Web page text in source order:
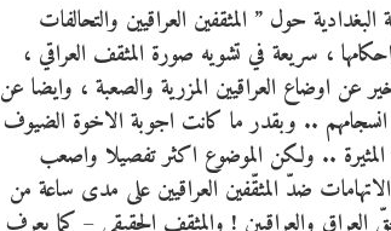
حول ” المثقفين العراقيين والتحالفات
، سريعة في تشويه صورة المثقف العراقي ،
عن اوضاع العراقيين المزرية والصعبة ، وايضا عن
.. وبقدر ما كانت اجوبة الاخوة الضيوف
المثيرة .. ولكن الموضوع اكثر تفصيلا واصعب
ضدّ المثقّفين العراقيين على مدى ساعة من